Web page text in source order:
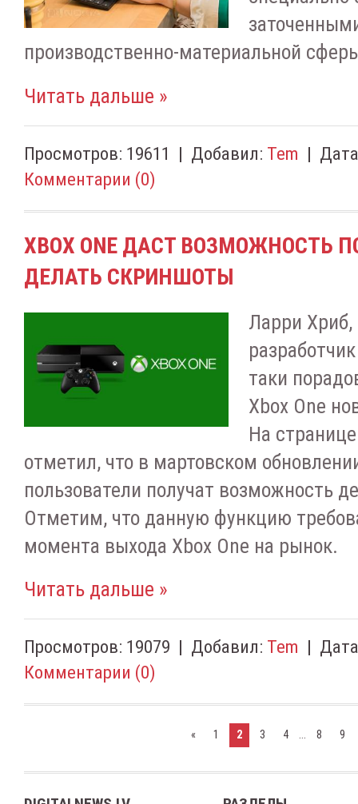
производственно-материальной
Читать дальше »
Просмотров: 19611 | Добавил: Tem |
Комментарии (0)
XBOX ONE ДАСТ ВОЗМОЖНОСТЬ
ДЕЛАТЬ СКРИНШОТЫ
Ларри
таки
Xbox One
На
отметил, что в мартовском
пользователи получат возможность
Отметим, что данную функцию
момента выхода Xbox One на рынок.
Читать дальше »
Просмотров: 19079 | Добавил: Tem |
Комментарии (0)
« 1 2 3 4 8 9